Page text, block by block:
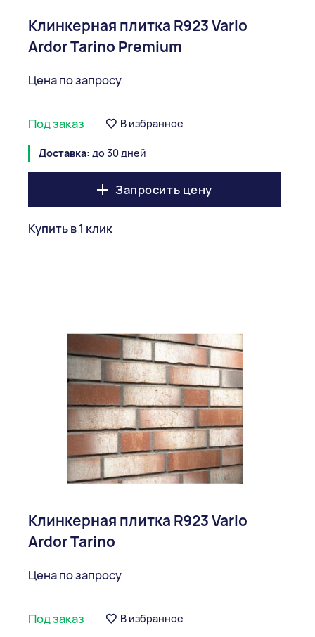
Клинкерная плитка R923 Vario
Ardor Tarino Premium
Цена по запросу
Под заказ В избранное
Доставка: до 30 дней
Запросить цену
Купить в 1 клик
Клинкерная плитка R923 Vario
Ardor Tarino
Цена по запросу
Под заказ В избранное